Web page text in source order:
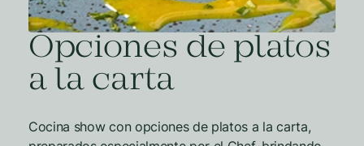
Opciones de platos
a la carta
Cocina show con opciones de platos a la carta,